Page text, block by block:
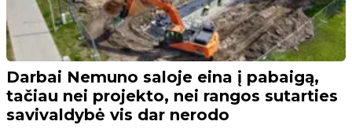
Darbai Nemuno saloje eina į pabaigą,
tačiau nei projekto, nei rangos sutarties
savivaldybė vis dar nerodo